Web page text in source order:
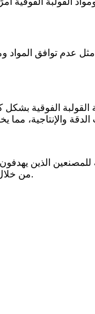
مثل عدم توافق
الفوقية بشكل
للمصنعين الذين
من خلال الاستفادة من المواد المتقدمة وتحسين تقنيات الإنتاج. ويضمن تبني هذه الابتكارات ميزة تنافسية مستدامة في القطاعات الصناعية سريعة التطور.